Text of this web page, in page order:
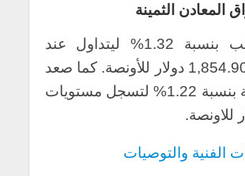
المعادن الثمينة
ارتفع الذهب بنسبة 1.32% ليتداول عند
مستويات 1,854.90 دولار للأونصة. كما صعد
سعر الفضة بنسبة 1.22% لتسجل مستويات
الفنية والتوصيات